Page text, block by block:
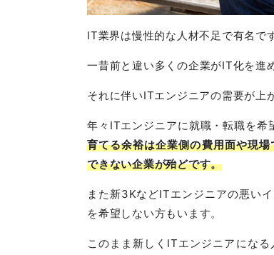
IT業界は慢性的な人材不足で有名で
一昔前と違い多くの企業がIT化を進
それに伴いITエンジニアの需要が上
年々ITエンジニアに就職・転職を希
育てる余裕は企業側の費用面や現
できない企業が殆どです。
また新3KなどITエンジニアの悪い
を希望しない方もいます。
このまま新しくITエンジニアにな